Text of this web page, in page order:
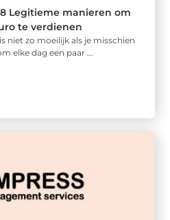
Legitieme manieren om
te verdienen
niet zo moeilijk als je misschien
elke dag een paar ...